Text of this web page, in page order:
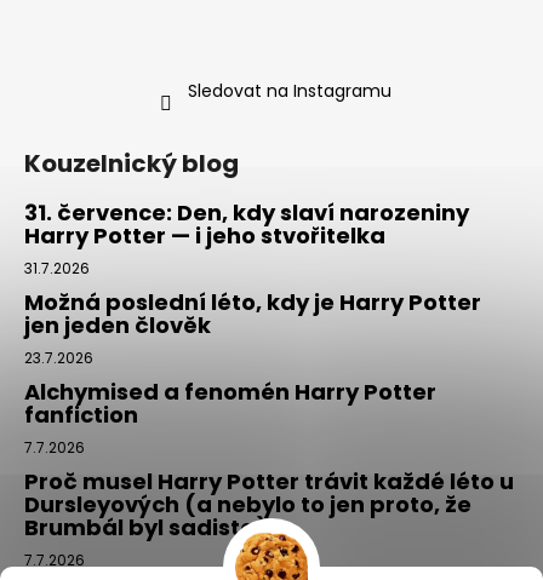
Sledovat na Instagramu
Kouzelnický blog
31. července: Den, kdy slaví narozeniny
Harry Potter — i jeho stvořitelka
31.7.2026
Možná poslední léto, kdy je Harry Potter
jen jeden člověk
23.7.2026
Alchymised a fenomén Harry Potter
fanfiction
7.7.2026
Proč musel Harry Potter trávit každé léto u
Dursleyových (a nebylo to jen proto, že
Brumbál byl sadista)
7.7.2026